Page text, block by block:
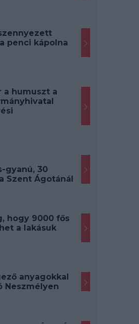
penci kápolna
a humuszt a
gyanú, 30
Szent Ágotánál
hogy 9000 fős
a lakásuk
anyagokkal
Neszmélyen